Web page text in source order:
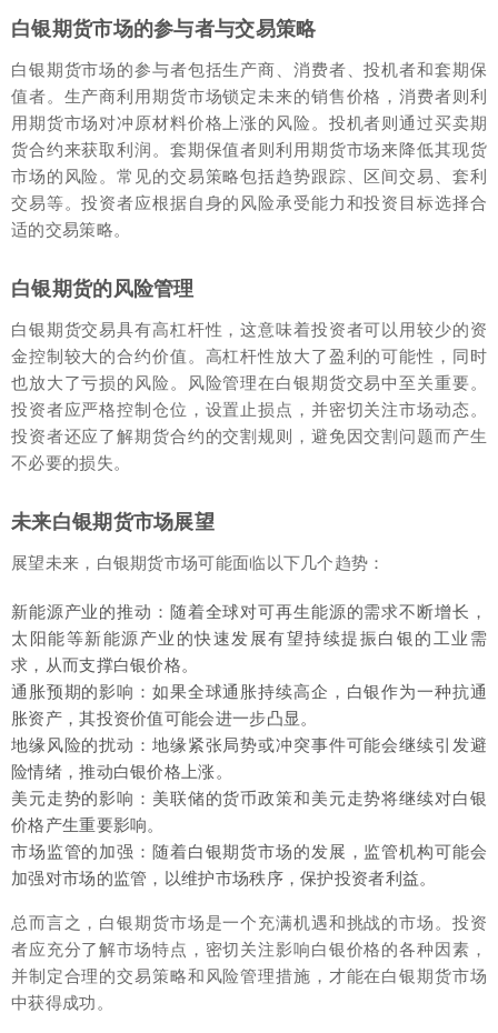
白银期货市场的参与者与交易策略
白银期货市场的参与者包括生产商、消费者、投机者和套期保
值者。生产商利用期货市场锁定未来的销售价格，消费者则利
用期货市场对冲原材料价格上涨的风险。投机者则通过买卖期
货合约来获取利润。套期保值者则利用期货市场来降低其现货
市场的风险。常见的交易策略包括趋势跟踪、区间交易、套利
交易等。投资者应根据自身的风险承受能力和投资目标选择合
适的交易策略。
白银期货的风险管理
白银期货交易具有高杠杆性，这意味着投资者可以用较少的资
金控制较大的合约价值。高杠杆性放大了盈利的可能性，同时
也放大了亏损的风险。风险管理在白银期货交易中至关重要。
投资者应严格控制仓位，设置止损点，并密切关注市场动态。
投资者还应了解期货合约的交割规则，避免因交割问题而产生
不必要的损失。
未来白银期货市场展望
展望未来，白银期货市场可能面临以下几个趋势：
新能源产业的推动：随着全球对可再生能源的需求不断增长，
太阳能等新能源产业的快速发展有望持续提振白银的工业需
求，从而支撑白银价格。
通胀预期的影响：如果全球通胀持续高企，白银作为一种抗通
胀资产，其投资价值可能会进一步凸显。
地缘风险的扰动：地缘紧张局势或冲突事件可能会继续引发避
险情绪，推动白银价格上涨。
美元走势的影响：美联储的货币政策和美元走势将继续对白银
价格产生重要影响。
市场监管的加强：随着白银期货市场的发展，监管机构可能会
加强对市场的监管，以维护市场秩序，保护投资者利益。
总而言之，白银期货市场是一个充满机遇和挑战的市场。投资
者应充分了解市场特点，密切关注影响白银价格的各种因素，
并制定合理的交易策略和风险管理措施，才能在白银期货市场
中获得成功。